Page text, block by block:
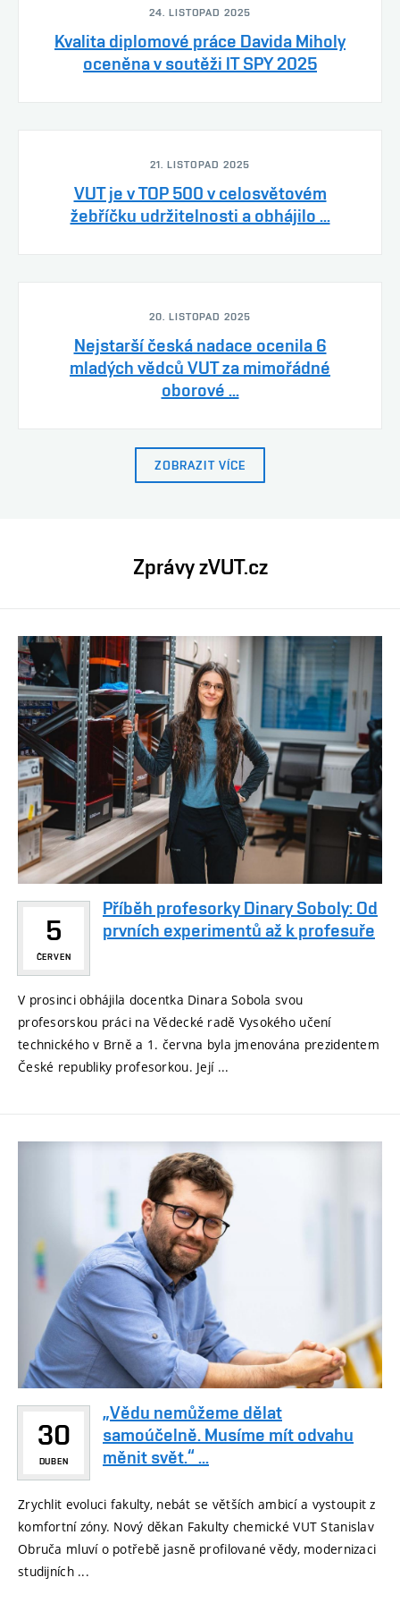
24. LISTOPAD 2025
Kvalita diplomové práce Davida Miholy
oceněna v soutěži IT SPY 2025
21. LISTOPAD 2025
VUT je v TOP 500 v celosvětovém
žebříčku udržitelnosti a obhájilo ...
20. LISTOPAD 2025
Nejstarší česká nadace ocenila 6
mladých vědců VUT za mimořádné
oborové ...
ZOBRAZIT VÍCE
Zprávy zVUT.cz
5
ČERVEN
Příběh profesorky Dinary Soboly: Od
prvních experimentů až k profesuře
V prosinci obhájila docentka Dinara Sobola svou
profesorskou práci na Vědecké radě Vysokého učení
technického v Brně a 1. června byla jmenována prezidentem
České republiky profesorkou. Její ...
30
DUBEN
„Vědu nemůžeme dělat
samoúčelně. Musíme mít odvahu
měnit svět.“ ...
Zrychlit evoluci fakulty, nebát se větších ambicí a vystoupit z
komfortní zóny. Nový děkan Fakulty chemické VUT Stanislav
Obruča mluví o potřebě jasně profilované vědy, modernizaci
studijních ...